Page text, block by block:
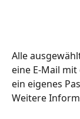
Alle
eine E-Mail
ein eigenes
Weitere